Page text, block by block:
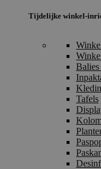
Tijdelijke winkel-
Balies
Tafels